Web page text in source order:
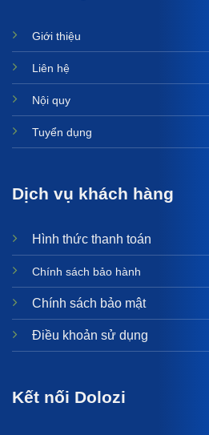
Giới thiệu
Liên hệ
Nội quy
Tuyển dụng
Dịch vụ khách hàng
Hình thức thanh toán
Chính sách bảo hành
Chính sách bảo mật
Điều khoản sử dụng
Kết nối Dolozi